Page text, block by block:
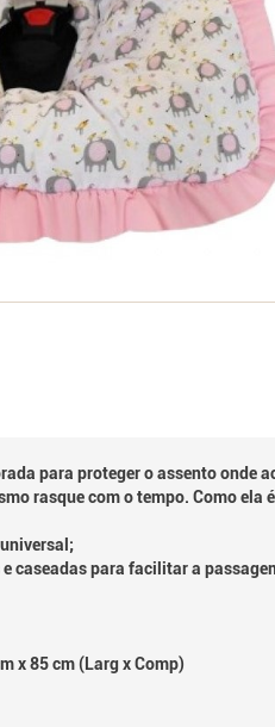
para proteger o assento
rasque com o tempo. Como
para facilitar a
x 85 cm (Larg x Comp)